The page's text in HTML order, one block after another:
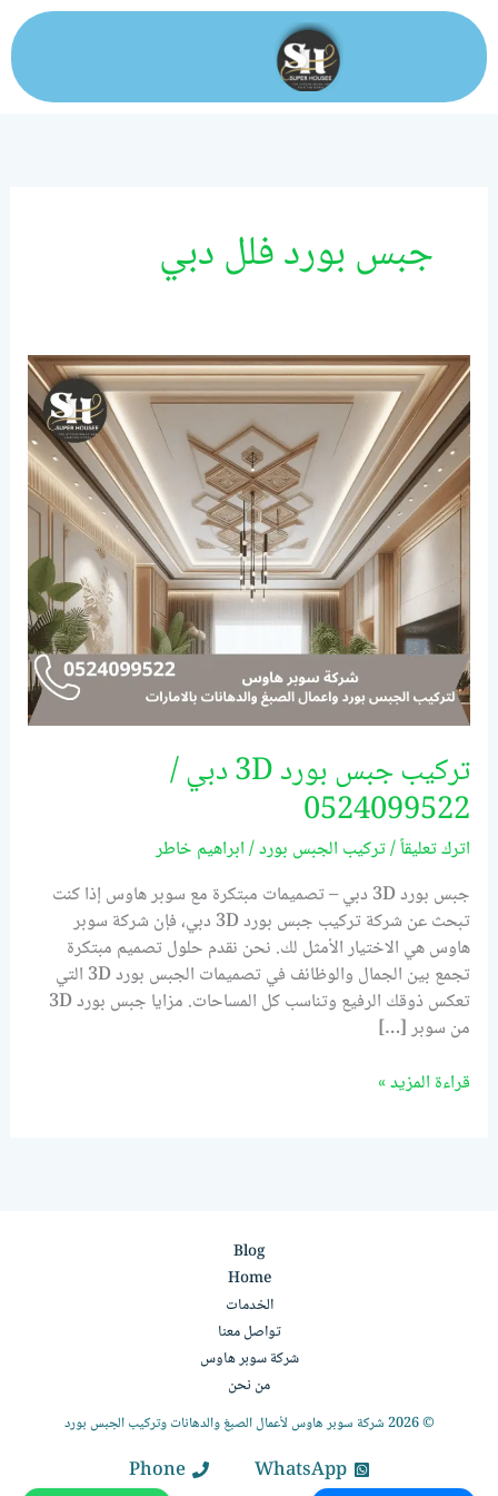
تخطي
إلى
المحتوى
جبس بورد فلل دبي
تركيب جبس بورد 3D دبي /
0524099522
اترك تعليقاً/تركيب الجبس بورد/ابراهيم خاطر
جبس بورد 3D دبي – تصميمات مبتكرة مع سوبر هاوس إذا كنت
تبحث عن شركة تركيب جبس بورد 3D دبي، فإن شركة سوبر
هاوس هي الاختيار الأمثل لك. نحن نقدم حلول تصميم مبتكرة
تجمع بين الجمال والوظائف في تصميمات الجبس بورد 3D التي
تعكس ذوقك الرفيع وتناسب كل المساحات. مزايا جبس بورد 3D
من سوبر […]
تركيب
جبس
بورد
3D
دبي
/
0524099522
قراءة المزيد »
Blog
Home
الخدمات
تواصل معنا
شركة سوبر هاوس
من نحن
© 2026 شركة سوبر هاوس لأعمال الصبغ والدهانات وتركيب الجبس بورد
WhatsApp
Phone